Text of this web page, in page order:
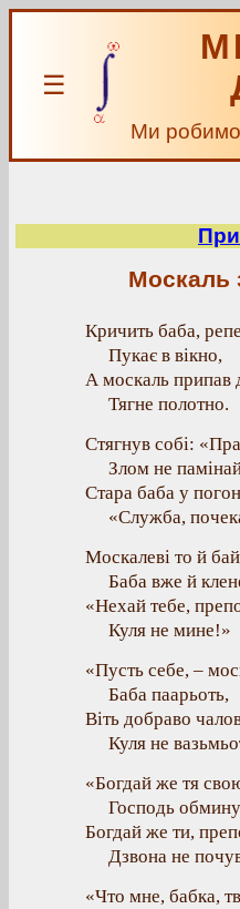
☰
Ми робимо
Москаль
Кричить баба,
Пукає в вікно,
А москаль припав
Тягне полотно.
Стягнув собі:
Злом не
Стара баба у
«Служба,
Москалеві то й
Баба вже й
«Нехай тебе,
Куля не мине!»
«Пусть себе, –
Баба паарьоть,
Віть добраво
Куля не
«Богдай же тя
Господь
Богдай же ти,
Дзвона не
«Что мне, бабка,